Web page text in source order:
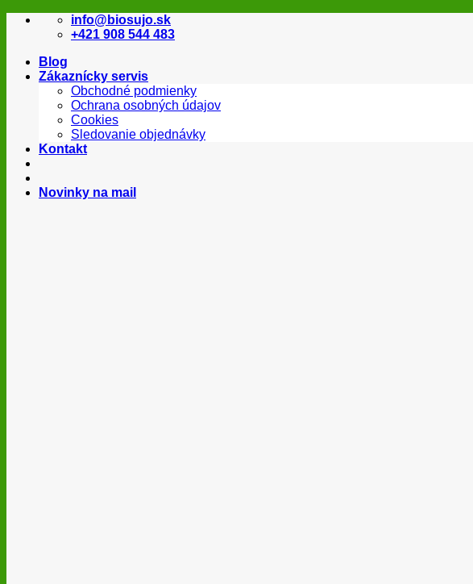
Skip
info@biosujo.sk
+421 908 544 483
Blog
Zákaznícky servis
Obchodné podmienky
Ochrana osobných údajov
Cookies
Sledovanie objednávky
Kontakt
Novinky na mail